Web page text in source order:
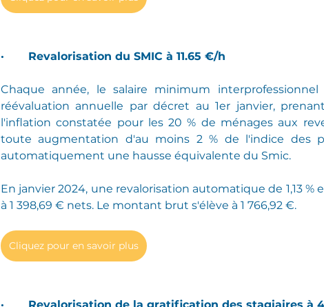
·       Revalorisation du SMIC à 11.65 €/h
Chaque année, le salaire minimum
réévaluation annuelle par décret au 1er janvier,
l'inflation constatée pour les 20 % de ménages aux
toute augmentation d'au moins 2 % de l'indice des
automatiquement une hausse équivalente du Smic.
En janvier 2024, une revalorisation automatique de 1,13
à 1 398,69 € nets. Le montant brut s'élève à 1 766,92 €.
Cliquez pour en savoir plus